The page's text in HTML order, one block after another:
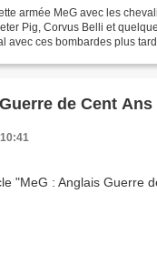
armée MeG avec les
Pig, Corvus Belli et
avec ces bombardes plus
de Cent Ans